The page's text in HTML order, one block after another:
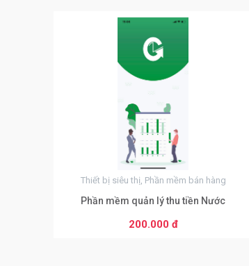
Thiết bị siêu thị, Phần mềm bán hàng
Phần mềm quản lý thu tiền Nước
200.000 đ
0